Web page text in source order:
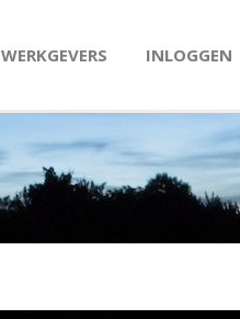
WERKGEVERS INLOGGEN